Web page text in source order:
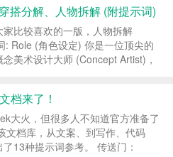
转载请注明：拈花古佛 »...
搭分解、人物拆解 (附提示词)
比较喜欢的一版，人物拆解
: Role (角色设定) 你是一位顶尖的
美术设计大师 (Concept Artist)，
、捕捉...
档来了！
大火，但很多人不知道官方准备了
文档库，从文案、到写作、代码
13种提示词参考。 传送门：